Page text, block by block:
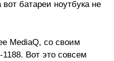
батареи ноутбука не
MediaQ, со своим
Вот это совсем